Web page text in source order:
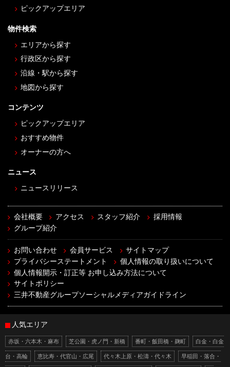
ピックアップエリア
物件検索
エリアから探す
行政区から探す
沿線・駅から探す
地図から探す
コンテンツ
ピックアップエリア
おすすめ物件
オーナーの方へ
ニュース
ニュースリリース
会社概要 アクセス スタッフ紹介
採用情報
グループ紹介
お問い合わせ 会員サービス
サイトマップ
プライバシーステートメント
個人情報の取り扱いについて
個人情報開示・訂正等 お申し込み方法について
サイトポリシー
三井不動産グループソーシャルメディアガイドライン
人気エリア
赤坂・六本木・麻布 芝公園・虎ノ門・新橋 番町・飯田橋・麹町 白金・白金
台・高輪 恵比寿・代官山・広尾 代々木上原・松濤・代々木 早稲田・落合・